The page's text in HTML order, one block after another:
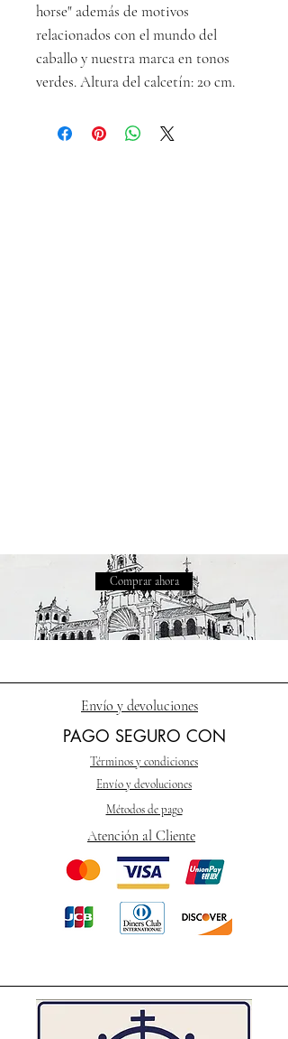
horse" además de motivos
relacionados con el mundo del
caballo y nuestra marca en tonos
verdes. Altura del calcetín: 20 cm.
Comprar ahora
Envío y devoluciones
PAGO SEGURO CON
Términos y condiciones
Envío y devoluciones
Métodos de pago
Atención al Cliente